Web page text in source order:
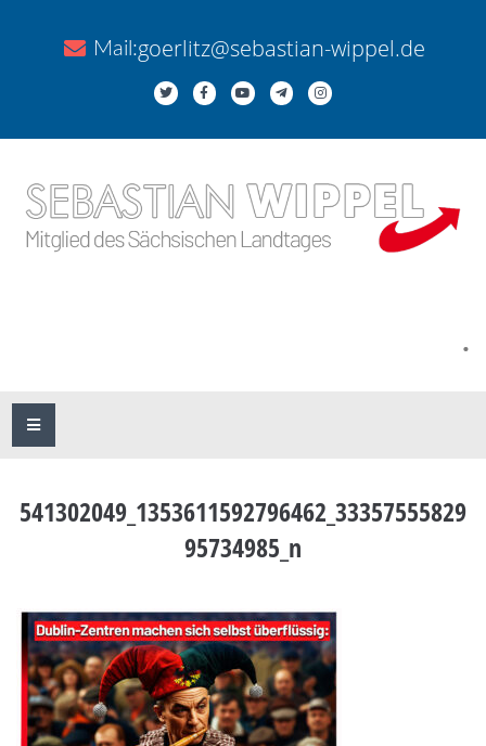
Mail:goerlitz@sebastian-wippel.de
.
541302049_1353611592796462_33357555829
95734985_n